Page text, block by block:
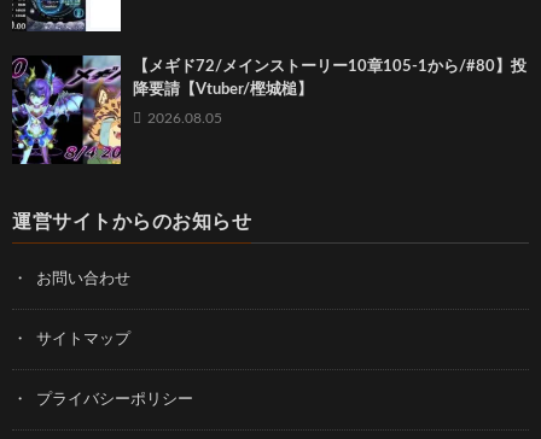
【メギド72/メインストーリー10章105-1から/#80】投
降要請【Vtuber/樫城槌】
2026.08.05
運営サイトからのお知らせ
お問い合わせ
サイトマップ
プライバシーポリシー